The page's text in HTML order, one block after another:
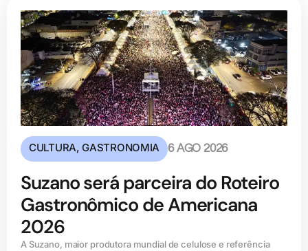
CULTURA,GASTRONOMIA 6 AGO 2026
Suzano será parceira do Roteiro
Gastronômico de Americana
2026
A Suzano, maior produtora mundial de celulose e referência